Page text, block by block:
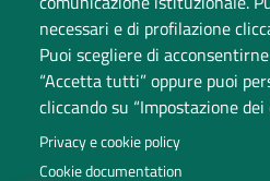
necessari e di profilazione
Puoi scegliere di
“Accetta tutti” oppure puoi
cliccando su “Impostazione dei
Privacy e cookie policy
Cookie documentation
Università degli Studi
Sede legale: via Ravasi 2,